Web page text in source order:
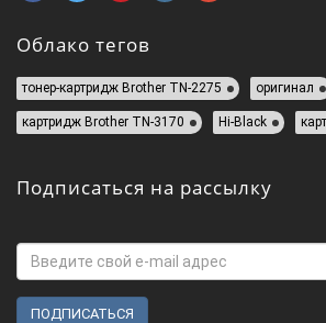
Облако тегов
тонер-картридж Brother TN-2275 оригинал
картридж Brother TN-3170 Hi-Black
Подписаться на рассылку